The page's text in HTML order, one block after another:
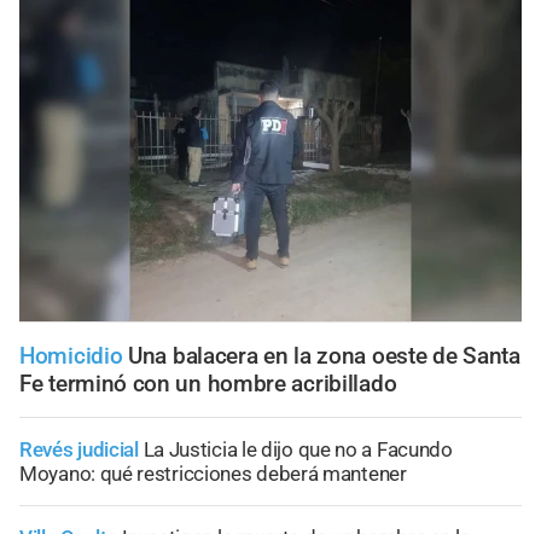
Homicidio Una balacera en la zona oeste de Santa
Fe terminó con un hombre acribillado
Revés judicial La Justicia le dijo que no a Facundo
Moyano: qué restricciones deberá mantener